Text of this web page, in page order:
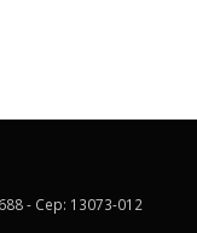
- Cep: 13073-012